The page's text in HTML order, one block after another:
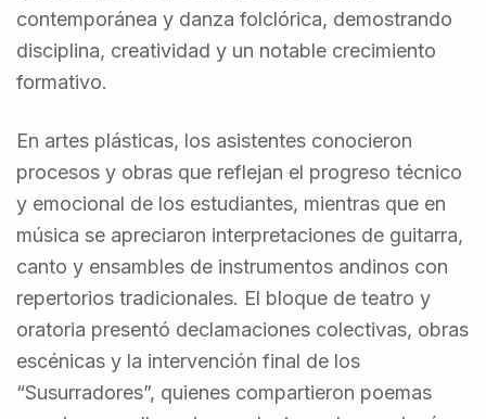
contemporánea y danza folclórica, demostrando
disciplina, creatividad y un notable crecimiento
formativo.
En artes plásticas, los asistentes conocieron
procesos y obras que reflejan el progreso técnico
y emocional de los estudiantes, mientras que en
música se apreciaron interpretaciones de guitarra,
canto y ensambles de instrumentos andinos con
repertorios tradicionales. El bloque de teatro y
oratoria presentó declamaciones colectivas, obras
escénicas y la intervención final de los
“Susurradores”, quienes compartieron poemas